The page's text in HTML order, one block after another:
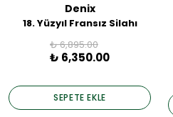
Denix
18. Yüzyıl Fransız Silahı
₺ 6,895.00
₺ 6,350.00
SEPETE EKLE